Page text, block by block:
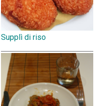
Supplì di riso